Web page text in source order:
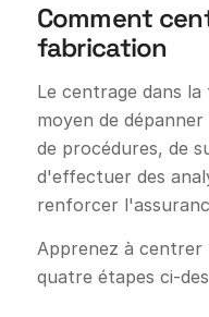
Comment
fabrication
Le centrage dans
moyen de
de procédures, de
d'effectuer des
renforcer
Apprenez à centrer
quatre étapes ci-